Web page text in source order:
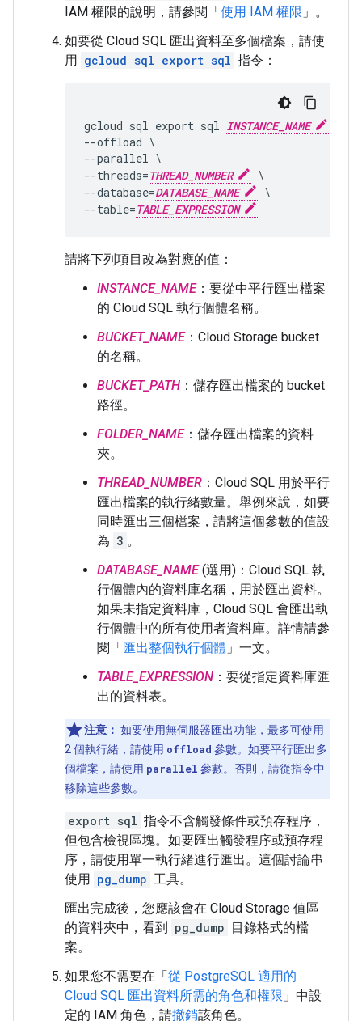
IAM 權限的說明，請參閱「使用 IAM 權限 」。
如要從 Cloud SQL 匯出資料至多個檔案，請使
用 gcloud sql export sql 指令：
gcloud sql export sql INSTANCE_NAME
--offload \
--parallel \
--threads=THREAD_NUMBER
\
--database=DATABASE_NAME
\
--table=TABLE_EXPRESSION
請將下列項目改為對應的值：
INSTANCE_NAME：要從中平行匯出檔案
的 Cloud SQL 執行個體名稱。
BUCKET_NAME：Cloud Storage bucket
的名稱。
BUCKET_PATH ：儲存匯出檔案的 bucket
路徑。
FOLDER_NAME：儲存匯出檔案的資料
夾。
THREAD_NUMBER ：Cloud SQL 用於平行
匯出檔案的執行緒數量。舉例來說，如要
同時匯出三個檔案，請將這個參數的值設
為 3 。
DATABASE_NAME(選用)：Cloud SQL 執
行個體內的資料庫名稱，用於匯出資料。
如果未指定資料庫，Cloud SQL 會匯出執
行個體中的所有使用者資料庫。詳情請參
閱「匯出整個執行個體 」一文。
TABLE_EXPRESSION ：要從指定資料庫匯
出的資料表。
注意： 如要使用無伺服器匯出功能，最多可使用
2 個執行緒，請使用 offload 參數。如要平行匯出多
個檔案，請使用 parallel 參數。否則，請從指令中
移除這些參數。
export sql 指令不含觸發條件或預存程序，
但包含檢視區塊。如要匯出觸發程序或預存程
序，請使用單一執行緒進行匯出。這個討論串
使用 pg_dump 工具。
匯出完成後，您應該會在 Cloud Storage 值區
的資料夾中，看到 pg_dump 目錄格式的檔
案。
如果您不需要在「從 PostgreSQL 適用的
Cloud SQL 匯出資料所需的角色和權限 」中設
定的 IAM 角色，請撤銷該角色。